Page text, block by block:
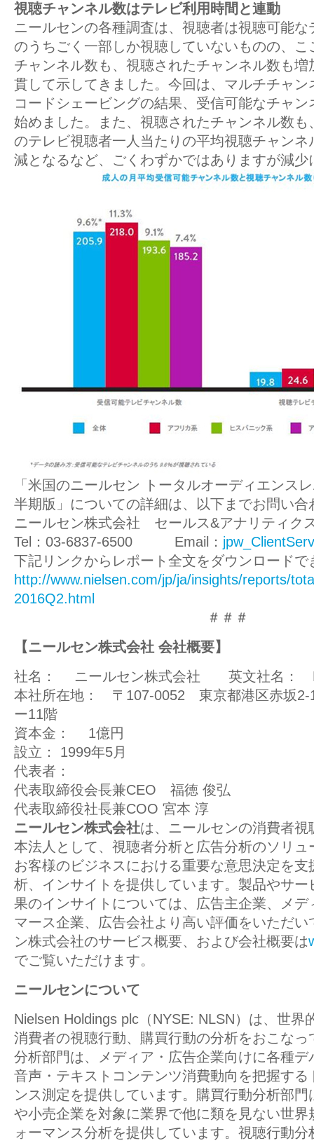
視聴チャンネル数はテレビ利用時間と連動
ニールセンの各種調査は、視聴者は視聴可能
のうちごく一部しか視聴していないものの、こ
チャンネル数も、視聴されたチャンネル数も
貫して示してきました。今回は、マルチチャン
コードシェービングの結果、受信可能なチャ
始めました。また、視聴されたチャンネル数も
のテレビ視聴者一人当たりの平均視聴チャンネ
減となるなど、ごくわずかではありますが減少
「米国のニールセン トータルオーディエンス
半期版」についての詳細は、以下までお問い合
ニールセン株式会社 セールス&アナリティク
Tel：03-6837-6500 Email：
下記リンクからレポート全文をダウンロードで
http://www.nielsen.com/jp/ja/insights/reports/
2016Q2.html
＃＃＃
【ニールセン株式会社 会社概要】
社名：
ニールセン株式会社 英文社名：
本社所在地： 〒107-0052 東京都港区赤坂
ー11階
資本金：
1億円
設立：
1999年5月
代表者：
代表取締役会長兼CEO 福徳 俊弘
代表取締役社長兼COO 宮本 淳
ニールセン株式会社は、ニールセンの消費者
本法人として、視聴者分析と広告分析のソリュ
お客様のビジネスにおける重要な意思決定を支
析、インサイトを提供しています。製品やサー
果のインサイトについては、広告主企業、メデ
マース企業、広告会社より高い評価をいただ
ン株式会社のサービス概要、および会社概要は
でご覧いただけます。
ニールセンについて
Nielsen Holdings plc （NYSE: NLSN）は、世
消費者の視聴行動、購買行動の分析をおこなっ
分析部門は、メディア・広告企業向けに各種デ
音声・テキストコンテンツ消費動向を把握する
ンス測定を提供しています。購買行動分析部
や小売企業を対象に業界で他に類を見ない世界
ォーマンス分析を提供しています。視聴行動